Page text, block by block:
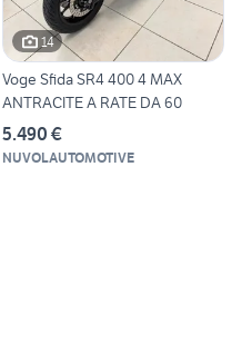
14
Voge Sfida SR4 400 4 MAX
ANTRACITE A RATE DA 60
5.490 €
NUVOLAUTOMOTIVE